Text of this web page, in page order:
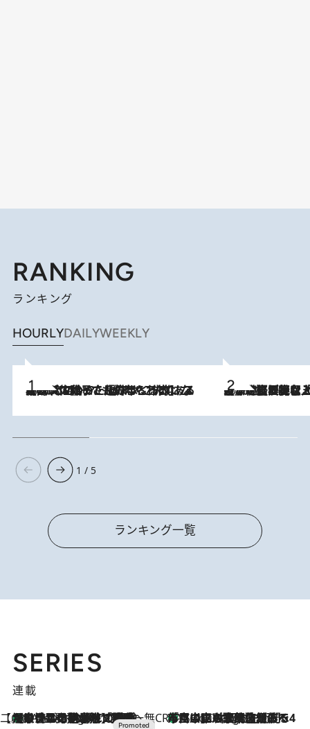
RANKING
ランキング
HOURLYDAILYWEEKLY
2026.8.5
【阿川佐和子さんの年とる力】なぜ70代で始めた趣味は“こんなに楽しい”のか？ ピアノ、俳句…スランプに陥っても続けられる“ある秘訣”とは 2026.8.5
【なぜ吉沢亮は「気配を消せる」のか？】興行収入208億の『国宝』を経て挑むミュージカル『ディア・エヴァン・ハンセン』。トップ俳優が舞台上でさらけ出した“孤独”とは
1 / 5
ランキング一覧
SERIES
連載
【CREA×星野リゾート】唯一無二。癒しと発見が待つ場所へ
2 Hours Ago
【トンボの足水浴】ヒノキの香りに包まれて涼感マックス！約13℃の湧水かけ流しを避暑地「星野温泉 トンボの湯」で体験 CREA'S CHOICE
4 Hours Ago
「立川にも歌舞伎があるんだよ」 片岡仁左衛門・市川中車ら豪華座組みで4年目の立川立飛歌舞伎へ